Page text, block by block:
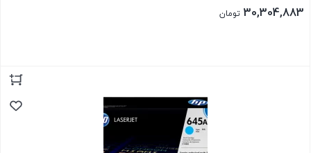
30,304,883 تومان